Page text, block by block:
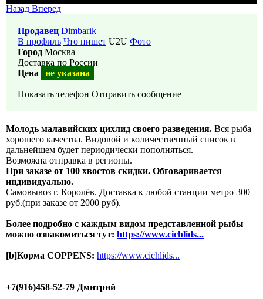
Назад Вперед
Продавец Dimbarik
В профиль Что пишет U2U Фото
Город Москва
Доставка по России
Цена
не указана
Показать телефон Отправить сообщение
Молодь малавийских цихлид своего разведения. Вся рыба
хорошего качества. Видовой и количественный список в
дальнейшем будет периодически пополняться.
Возможна отправка в регионы.
При заказе от 100 хвостов скидки. Обговаривается
индивидуально.
Самовывоз г. Королёв. Доставка к любой станции метро 300
руб.(при заказе от 2000 руб).
Более подробно с каждым видом представленной рыбы
можно ознакомиться тут: https://www.cichlids...
[b]Корма COPPENS: https://www.cichlids...
+7(916)458-52-79 Дмитрий